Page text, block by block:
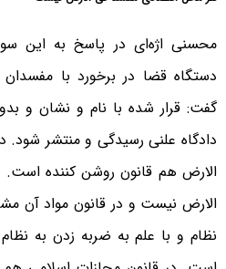
محسنی اژه‌ای در پاسخ به این
دستگاه قضا در برخورد با
گفت: قرار شده با نام و نشان و
دادگاه علنی رسیدگی و منتشر
الارض هم قانون روشن کننده
الارض نیست و در قانون مواد آن
نظام و با علم به ضربه زدن به